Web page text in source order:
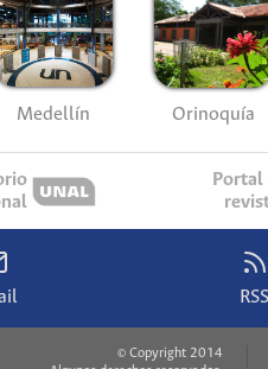
Medellín Orinoquía
Portal
RSS
© Copyright 2014